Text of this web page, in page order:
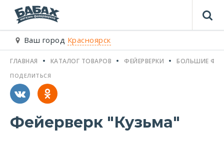
Ваш город Красноярск
ГЛАВНАЯ КАТАЛОГ ТОВАРОВ ФЕЙЕРВЕРКИ БОЛЬШИЕ
Фейерверк "Кузьма"
ПОДЕЛИТЬСЯ